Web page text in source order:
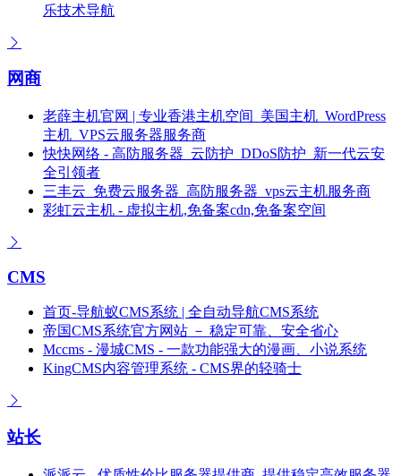
乐技术导航
网商
老薛主机官网 | 专业香港主机空间_美国主机_WordPress
主机_VPS云服务器服务商
快快网络 - 高防服务器_云防护_DDoS防护_新一代云安
全引领者
三丰云_免费云服务器_高防服务器_vps云主机服务商
彩虹云主机 - 虚拟主机,免备案cdn,免备案空间
CMS
首页-导航蚁CMS系统 | 全自动导航CMS系统
帝国CMS系统官方网站 － 稳定可靠、安全省心
Mccms - 漫城CMS - 一款功能强大的漫画、小说系统
KingCMS内容管理系统 - CMS界的轻骑士
站长